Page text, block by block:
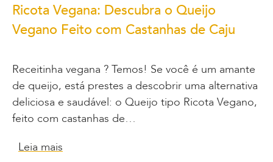
Ricota Vegana: Descubra o Queijo
Vegano Feito com Castanhas de Caju
Receitinha vegana ? Temos! Se você é um amante
de queijo, está prestes a descobrir uma alternativa
deliciosa e saudável: o Queijo tipo Ricota Vegano,
feito com castanhas de…
Leia mais